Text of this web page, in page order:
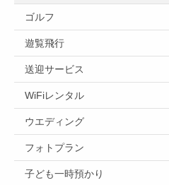
ゴルフ
遊覧飛行
送迎サービス
WiFiレンタル
ウエディング
フォトプラン
子ども一時預かり